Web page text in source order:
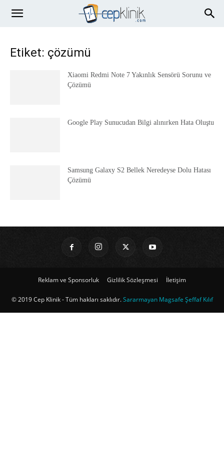
Etiket: çözümü
Xiaomi Redmi Note 7 Yakınlık Sensörü Sorunu ve
Çözümü
Google Play Sunucudan Bilgi alınırken Hata Oluştu
Samsung Galaxy S2 Bellek Neredeyse Dolu Hatası
Çözümü
Reklam ve Sponsorluk Gizlilik Sözleşmesi İletişim
© 2019 Cep Klinik - Tüm hakları saklıdır.Sararmayan Magsafe Şeffaf Kılıf